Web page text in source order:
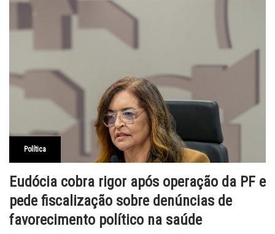
Política
Eudócia cobra rigor após operação da PF e
pede fiscalização sobre denúncias de
favorecimento político na saúde